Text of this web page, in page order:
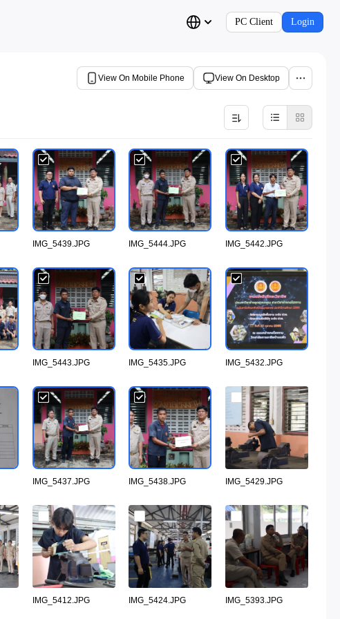
PC Client Login
View On Mobile Phone View On Desktop
IMG_5439.JPG IMG_5444.JPG IMG_5442.JPG
IMG_5443.JPG IMG_5435.JPG IMG_5432.JPG
IMG_5437.JPG IMG_5438.JPG IMG_5429.JPG
IMG_5412.JPG IMG_5424.JPG IMG_5393.JPG